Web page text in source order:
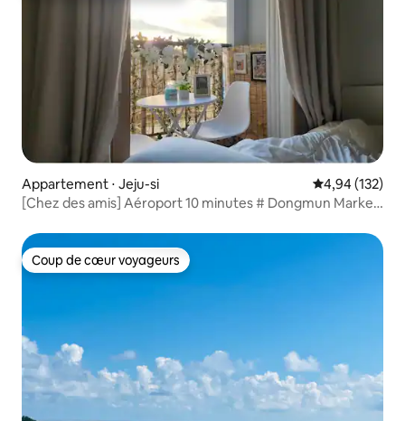
Appartement ⋅ Jeju-si Évaluation
4,94 (132)
[Chez des amis] Aéroport 10 minutes # Dongmun Market
Netflix. YouTube + parking gratuit *
Coup de cœur voyageurs
Coup de cœur voyageurs